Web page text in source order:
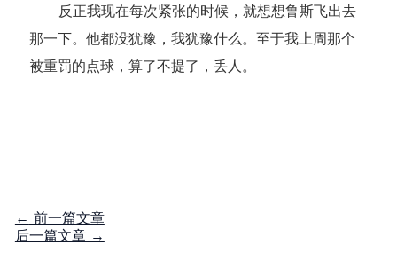
反正我现在每次紧张的时候，就想想鲁斯飞出去
那一下。他都没犹豫，我犹豫什么。至于我上周那个
被重罚的点球，算了不提了，丢人。
← 前一篇文章
后一篇文章 →